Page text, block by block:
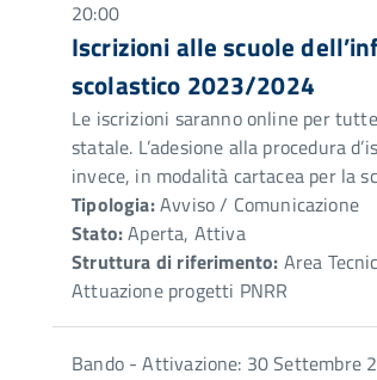
20:00
Iscrizioni alle scuole
scolastico 2023/2024
Le iscrizioni saranno online per
statale. L’adesione alla procedura
invece, in modalità cartacea per la
Tipologia:Avviso / Comunicazione
Stato:Aperta, Attiva
Struttura di riferimento: Area
Attuazione progetti PNRR
Bando - Attivazione: 30 Settembre